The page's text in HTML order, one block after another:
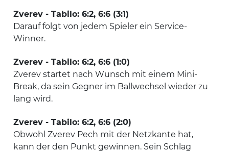
Zverev - Tabilo: 6:2, 6:6 (3:1)
Darauf folgt von jedem Spieler ein Service-
Winner.
Zverev - Tabilo: 6:2, 6:6 (1:0)
Zverev startet nach Wunsch mit einem Mini-
Break, da sein Gegner im Ballwechsel wieder zu
lang wird.
Zverev - Tabilo: 6:2, 6:6 (2:0)
Obwohl Zverev Pech mit der Netzkante hat,
kann der den Punkt gewinnen. Sein Schlag